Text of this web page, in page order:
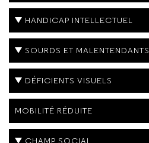
HANDICAP INTELLECTUEL
SOURDS ET MALENTENDANTS
DÉFICIENTS VISUELS
MOBILITÉ RÉDUITE
CHAMP SOCIAL